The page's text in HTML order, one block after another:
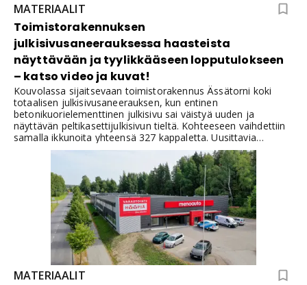
MATERIAALIT
Toimistorakennuksen
julkisivusaneerauksessa haasteista
näyttävään ja tyylikkääseen lopputulokseen
– katso video ja kuvat!
Kouvolassa sijaitsevaan toimistorakennus Ässätorni koki
totaalisen julkisivusaneerauksen, kun entinen
betonikuorielementtinen julkisivu sai väistyä uuden ja
näyttävän peltikasettijulkisivun tieltä. Kohteeseen vaihdettiin
samalla ikkunoita yhteensä 327 kappaletta. Uusittavia
julkisivuneliöitä ovaalin muotoisella rakennuksella oli
yhteensä 1370 m2.Rakennuksen ovaali muoto ja 26 metrin
korkeus aiheuttamat haasteet toivat oman lisänsä projektiin.
Tyylikäs ja näyttävä lopputulos kiitti tekijöitään ja tilaajaa
kuitenkin lopuksi.
MATERIAALIT